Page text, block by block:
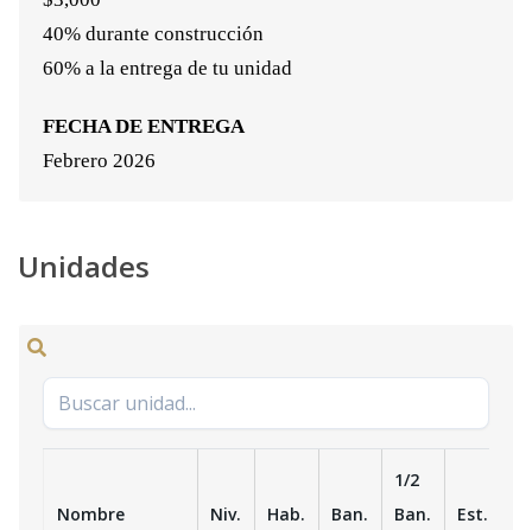
40% durante construcción
60% a la entrega de tu unidad
FECHA DE ENTREGA
Febrero 2026
Unidades
Nombre Niv. Hab. Ban.
1/2
Ban.
Est.